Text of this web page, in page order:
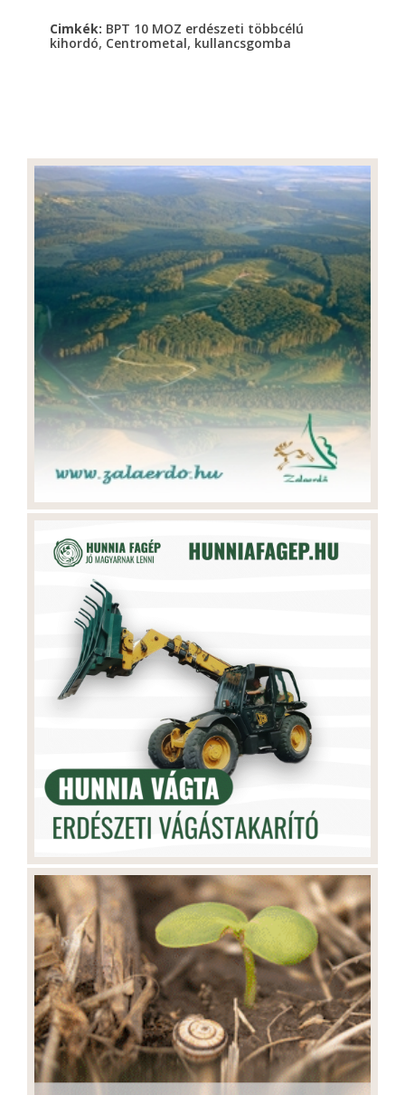
Cimkék: BPT 10 MOZ erdészeti többcélú
kihordó, Centrometal, kullancsgomba